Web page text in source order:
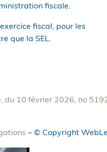
fiscale.
fiscal, pour les
que la SEL.
du 10 février 2026, no
– © Copyright